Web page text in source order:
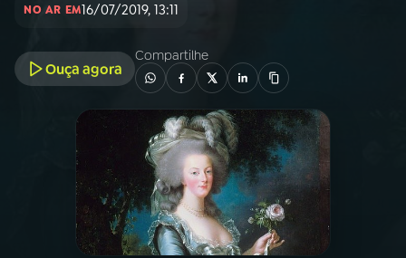
PROGRAMAS
PODCASTS
NO AR EM16/07/2019, 13:11
Ouça agora
Compartilhe